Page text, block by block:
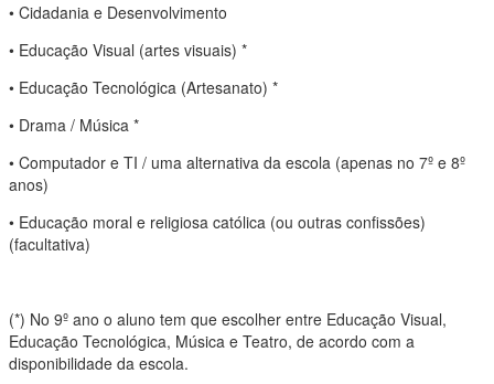
• Cidadania e Desenvolvimento
• Educação Visual (artes visuais) *
• Educação Tecnológica (Artesanato) *
• Drama / Música *
• Computador e TI / uma alternativa da escola (apenas no 7º e 8º
anos)
• Educação moral e religiosa católica (ou outras confissões)
(facultativa)
(*) No 9º ano o aluno tem que escolher entre Educação Visual,
Educação Tecnológica, Música e Teatro, de acordo com a
disponibilidade da escola.